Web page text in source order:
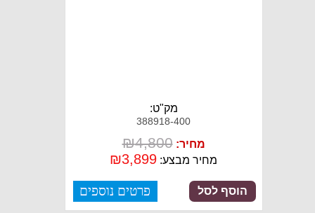
מק"ט:
388918-400
מחיר: ₪4,800
מחיר מבצע: ₪3,899
פרטים נוספים הוסף לסל